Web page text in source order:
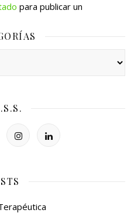
para publicar un